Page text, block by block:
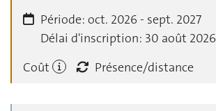
Période: oct. 2026 - sept. 2027
Délai d'inscription: 30 août 2026
Coût
Présence/distance